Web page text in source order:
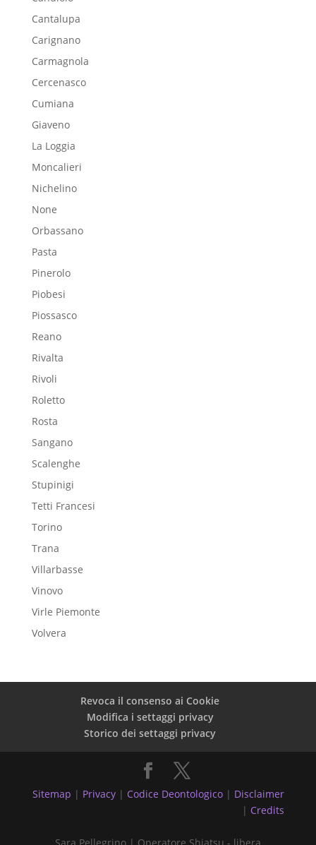
Cantalupa
Carignano
Carmagnola
Cercenasco
Cumiana
Giaveno
La Loggia
Moncalieri
Nichelino
None
Orbassano
Pasta
Pinerolo
Piobesi
Piossasco
Reano
Rivalta
Rivoli
Roletto
Rosta
Sangano
Scalenghe
Stupinigi
Tetti Francesi
Torino
Trana
Villarbasse
Vinovo
Virle Piemonte
Volvera
Revoca il consenso ai Cookie
Modifica i settaggi privacy
Storico dei settaggi privacy
Sitemap | Privacy | Codice Deontologico | Disclaimer
| Credits
Sara Pellegrino | Operatore Shiatsu - libera